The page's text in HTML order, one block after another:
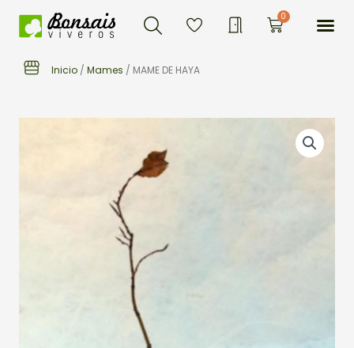
Buscar 0Carrito
Inicio / Mames / MAME DE HAYA